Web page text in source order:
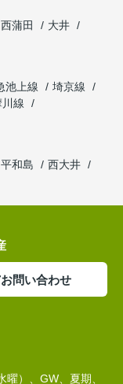
西蒲田
大井
池上線
埼京線
線
平和島
西大井
お問い合わせ
）、GW、夏期、